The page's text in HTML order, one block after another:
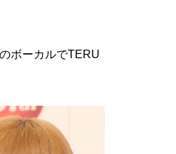
ボーカルでTERU